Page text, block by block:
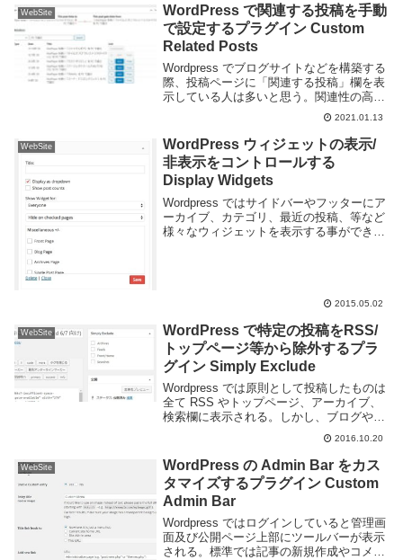
WebSite
WordPress で関連する投稿を手動
で設定するプラグイン Custom
Related Posts
Wordpress でブログサイトなどを構築する
際、投稿ページに「関連する投稿」欄を表
示している人は多いと思う。関連性の高い
ページを表示することで離脱率を下げられ
るので、殆どのブログで採用しているので
はないかと思う。通常この関連する投稿欄
は...
2021.01.13
WebSite
WordPress ウィジェットの表示/
非表示をコントロールする
Display Widgets
Wordpress ではサイドバーやフッターにア
ーカイブ、カテゴリ、最近の投稿、等など
様々なウィジェットを表示する事ができま
2015.05.02
WebSite
WordPress で特定の投稿をRSS/
トップページ等から除外するプラ
グイン Simply Exclude
Wordpress では原則として投稿したものは
全て RSS やトップページ、アーカイブ、
検索欄に表示される。しかし、ブログや
Web サイトを運用していると RSS やトッ
プページ等に表示したくない記事やページ
を書く事もあると思う。ある記...
2016.10.20
WebSite
WordPress の Admin Bar をカス
タマイズするプラグイン Custom
Admin Bar
Wordpress ではログインしていると管理画
面及び公開ページ上部にツールバーが表示
される。標準では記事の新規作成やコメン